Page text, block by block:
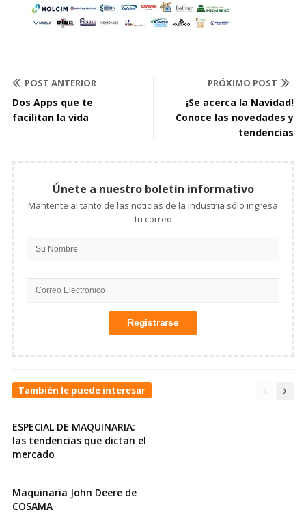
POST ANTERIOR
Dos Apps que te
facilitan la vida
PRÓXIMO POST
¡Se acerca la Navidad!
Conoce las novedades y
tendencias
Únete a nuestro boletín informativo
Mantente al tanto de las noticias de la industria sólo ingresa
tu correo
También le puede interesar
ESPECIAL DE MAQUINARIA:
las tendencias que dictan el
mercado
Maquinaria John Deere de
COSAMA